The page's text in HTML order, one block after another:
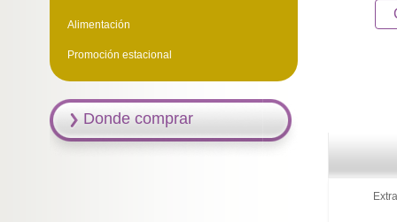
Alimentación
Promoción estacional
Donde comprar